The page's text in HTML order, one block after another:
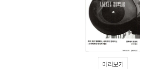
미리보기